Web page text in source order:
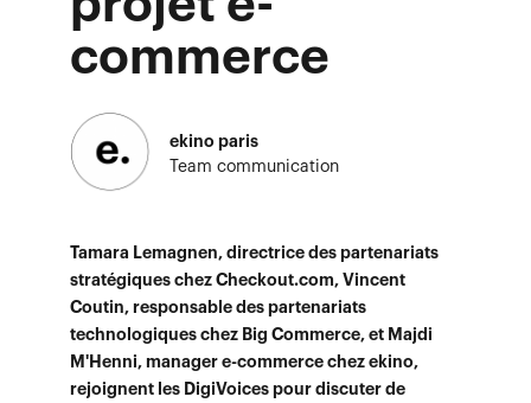
commerce
Tamara Lemagnen, directrice des partenariats
stratégiques chez Checkout.com, Vincent
Coutin, responsable des partenariats
technologiques chez Big Commerce, et Majdi
M'Henni, manager e-commerce chez ekino,
rejoignent les DigiVoices pour discuter de
ekino paris
Team communication